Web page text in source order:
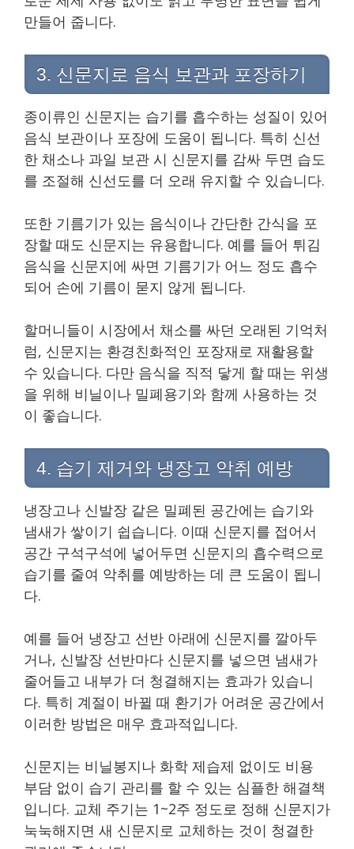
만들어 줍니다.
3. 신문지로 음식 보관과 포장하기
종이류인 신문지는 습기를 흡수하는 성질이 있어
음식 보관이나 포장에 도움이 됩니다. 특히 신선
한 채소나 과일 보관 시 신문지를 감싸 두면 습도
를 조절해 신선도를 더 오래 유지할 수 있습니다.
또한 기름기가 있는 음식이나 간단한 간식을 포
장할 때도 신문지는 유용합니다. 예를 들어 튀김
음식을 신문지에 싸면 기름기가 어느 정도 흡수
되어 손에 기름이 묻지 않게 됩니다.
할머니들이 시장에서 채소를 싸던 오래된 기억처
럼, 신문지는 환경친화적인 포장재로 재활용할
수 있습니다. 다만 음식을 직적 닿게 할 때는 위생
을 위해 비닐이나 밀폐용기와 함께 사용하는 것
이 좋습니다.
4. 습기 제거와 냉장고 악취 예방
냉장고나 신발장 같은 밀폐된 공간에는 습기와
냄새가 쌓이기 쉽습니다. 이때 신문지를 접어서
공간 구석구석에 넣어두면 신문지의 흡수력으로
습기를 줄여 악취를 예방하는 데 큰 도움이 됩니
다.
예를 들어 냉장고 선반 아래에 신문지를 깔아두
거나, 신발장 선반마다 신문지를 넣으면 냄새가
줄어들고 내부가 더 청결해지는 효과가 있습니
다. 특히 계절이 바뀔 때 환기가 어려운 공간에서
이러한 방법은 매우 효과적입니다.
신문지는 비닐봉지나 화학 제습제 없이도 비용
부담 없이 습기 관리를 할 수 있는 심플한 해결책
입니다. 교체 주기는 1~2주 정도로 정해 신문지가
눅눅해지면 새 신문지로 교체하는 것이 청결한